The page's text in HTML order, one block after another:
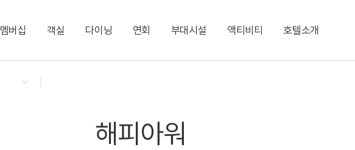
다이닝 & 이벤트
멤버십
켄싱턴 리워즈 NEW 켄싱턴 바우처
객실
시네마 트윈 (2 싱글)
다이닝
해피아워
연회
코럴홀｜20명
부대시설
시크릿 룸
액티비티 호텔소개
해피아워